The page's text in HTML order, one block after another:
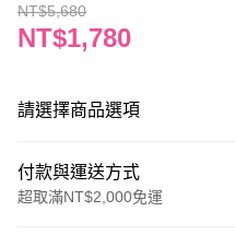
NT$5,680
NT$1,780
請選擇商品選項
付款與運送方式
超取滿NT$2,000免運